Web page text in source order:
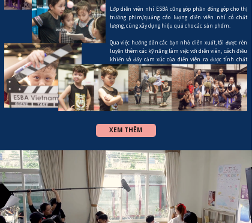
Lớp diễn viên nhí ESBA cũng góp phần đóng góp cho thị
trường phim/quảng cáo lượng diễn viên nhí có chất
lượng, cùng xây dựng hiệu quả cho các sản phẩm.
Qua việc hướng dẫn các bạn nhỏ diễn xuất, tôi được rèn
luyện thêm các kỹ năng làm việc với diễn viên, cách điều
khiển và đẩy cảm xúc của diễn viên ra được tính chất
nhân vật mình mong muốn.
XEM THÊM